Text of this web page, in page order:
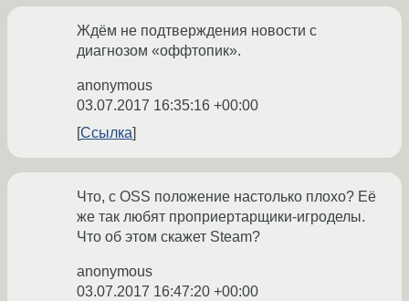
Ждём не подтверждения новости с
диагнозом «оффтопик».
anonymous
03.07.2017 16:35:16 +00:00
Ссылка
Что, с OSS положение настолько плохо? Её
же так любят проприертарщики-игроделы.
Что об этом скажет Steam?
anonymous
03.07.2017 16:47:20 +00:00